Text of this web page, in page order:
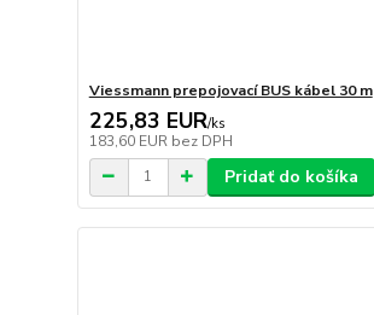
Viessmann prepojovací BUS kábel 30 m
225,83 EUR/ks
183,60 EUR bez DPH
Pridať do košíka